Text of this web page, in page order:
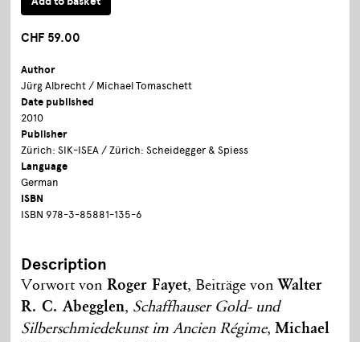
CHF 59.00
Author
Jürg Albrecht / Michael Tomaschett
Date published
2010
Publisher
Zürich: SIK-ISEA / Zürich: Scheidegger & Spiess
Language
German
ISBN
ISBN 978-3-85881-135-6
Description
Vorwort vonRoger Fayet, Beiträge von Walter
R. C. Abegglen, Schaffhauser Gold- und
Silberschmiedekunst im Ancien Régime,Michael